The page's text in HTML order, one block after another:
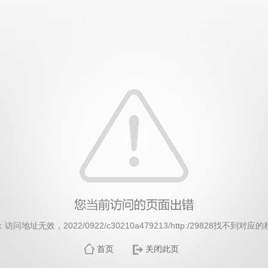
访问地址无效，2022/0922/c30210a479213/http:/29828找不到对应的
首页 关闭此页